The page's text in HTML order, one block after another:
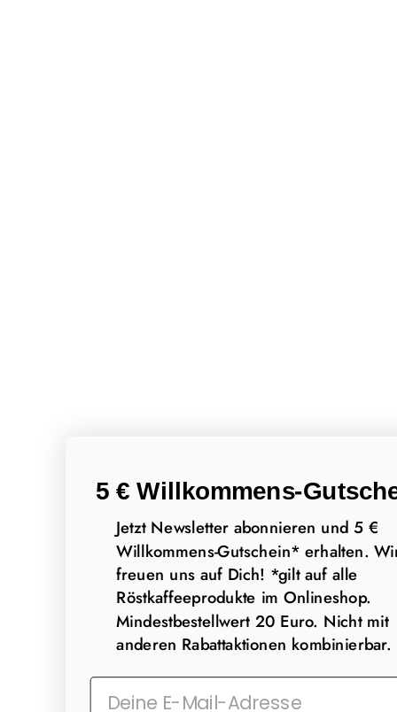
5 € Willkommens-
Jetzt Newsletter abonnieren und 5 €
Willkommens-Gutschein* erhalten.
freuen uns auf Dich! *gilt auf alle
Röstkaffeeprodukte im Onlineshop.
Mindestbestellwert 20 Euro. Nicht mit
anderen Rabattaktionen kombinierbar.